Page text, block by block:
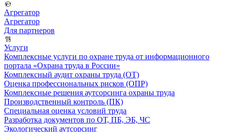
Агрегатор
Агрегатор
Для партнеров
Услуги
Комплексные услуги по охране труда от информационного
портала «Охрана труда в России»
Комплексный аудит охраны труда (ОТ)
Оценка профессиональных рисков (ОПР)
Комплексные решения аутсорсинга охраны труда
Производственный контроль (ПК)
Специальная оценка условий труда
Разработка документов по ОТ, ПБ, ЭБ, ЧС
Экологический аутсорсинг